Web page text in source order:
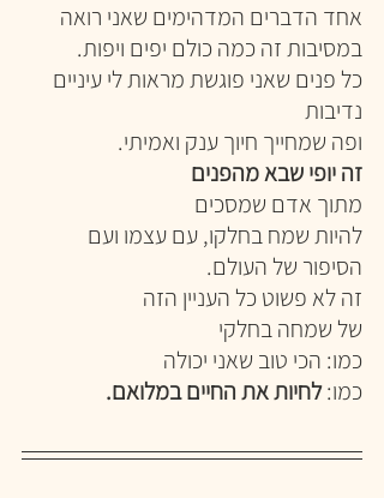
אחד הדברים המדהימים שאני רואה
במסיבות זה כמה כולם יפים ויפות.
כל פנים שאני פוגשת מראות לי עיניים
נדיבות
ופה שמחייך חיוך ענק ואמיתי.
זה יופי שבא מהפנים
מתוך אדם שמסכים
להיות שמח בחלקו, עם עצמו ועם
הסיפור של העולם.
זה לא פשוט כל העניין הזה
של שמחה בחלקי
כמו: הכי טוב שאני יכולה
כמו: לחיות את החיים במלואם.